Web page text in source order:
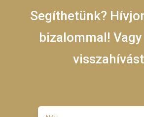
Segíthetünk?
bizalommal!